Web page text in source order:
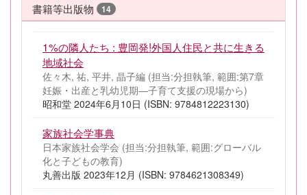
書籍等出版物 14
1%の隣人たち : 豊岡発!外国人住民と共に生きる
地域社会
佐々木, 祐, 平井, 晶子編 (担当:分担執筆, 範囲:第7章
妊娠・出産と乳幼児期―子育て支援の現場から)
昭和堂 2024年6月10日 (ISBN: 9784812223130)
家族社会学事典
日本家族社会学会 (担当:分担執筆, 範囲:グローバル
化と子どもの教育)
丸善出版 2023年12月 (ISBN: 9784621308349)